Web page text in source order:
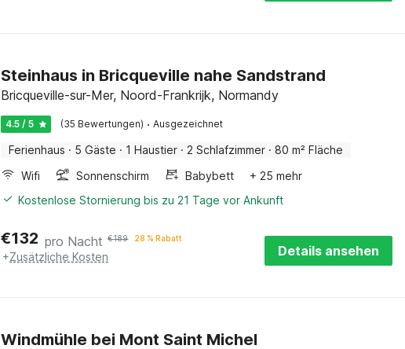
Steinhaus in Bricqueville nahe Sandstrand
Bricqueville-sur-Mer, Noord-Frankrijk, Normandy
4.5 / 5 (35 Bewertungen) · Ausgezeichnet
Ferienhaus · 5 Gäste · 1 Haustier · 2 Schlafzimmer · 80 m² Fläche
Wifi
Sonnenschirm Babybett
+ 25 mehr
Kostenlose Stornierung bis zu 21 Tage vor Ankunft
€132 pro Nacht €189 28 % Rabatt
+Zusätzliche Kosten Details ansehen
Windmühle bei Mont Saint Michel